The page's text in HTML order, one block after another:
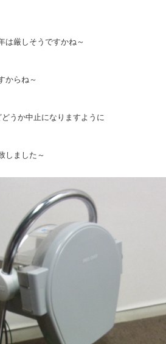
は厳しそうですかね～
からね～
うか中止になりますように
しました～